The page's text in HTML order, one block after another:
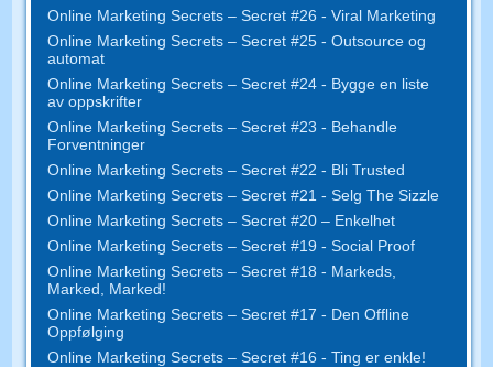
Online Marketing Secrets – Secret #26 - Viral Marketing
Online Marketing Secrets – Secret #25 - Outsource og
automat
Online Marketing Secrets – Secret #24 - Bygge en liste
av oppskrifter
Online Marketing Secrets – Secret #23 - Behandle
Forventninger
Online Marketing Secrets – Secret #22 - Bli Trusted
Online Marketing Secrets – Secret #21 - Selg The Sizzle
Online Marketing Secrets – Secret #20 – Enkelhet
Online Marketing Secrets – Secret #19 - Social Proof
Online Marketing Secrets – Secret #18 - Markeds,
Marked, Marked!
Online Marketing Secrets – Secret #17 - Den Offline
Oppfølging
Online Marketing Secrets – Secret #16 - Ting er enkle!